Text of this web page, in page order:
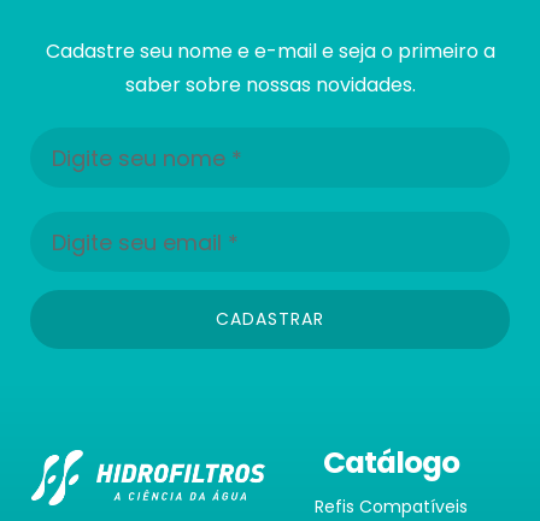
Cadastre seu nome e e-mail e seja o primeiro a
saber sobre nossas novidades.
CADASTRAR
Catálogo
Refis Compatíveis